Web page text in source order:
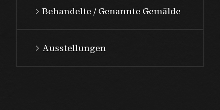
Behandelte / Genannte Gemälde
Ausstellungen